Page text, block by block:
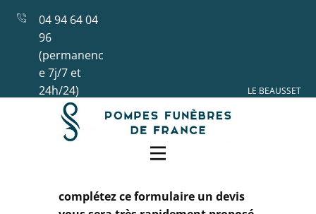
04 94 64 04
96
(permanenc
e 7j/7 et
24h/24)
LE BEAUSSET
complétez ce formulaire un devis